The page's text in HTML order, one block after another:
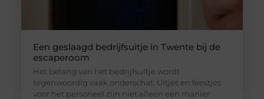
Een geslaagd bedrijfsuitje in Twente bij de
escaperoom
Het belang van het bedrijfsuitje wordt
tegenwoordig vaak onderschat. Uitjes en feestjes
voor het personeel zijn niet alleen een manier